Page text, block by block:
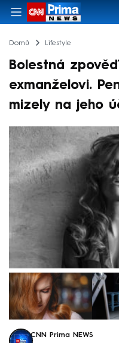
Domů Lifestyle
Bolestná
exmanželovi.
mizely na jeho
CNN Prima NEWS